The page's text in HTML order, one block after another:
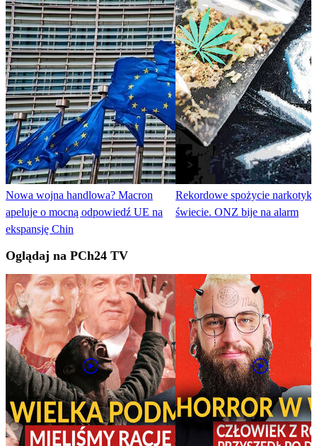
Nowa wojna handlowa? Macron
apeluje o mocną odpowiedź UE na
ekspansję Chin
Rekordowe spożycie
świecie. ONZ bije na alarm
Oglądaj na PCh24 TV